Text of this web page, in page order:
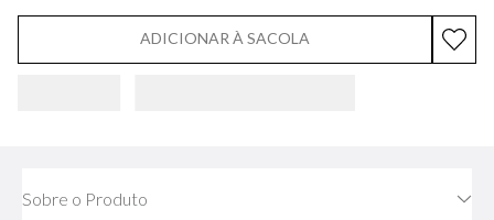
ADICIONAR À SACOLA
Sobre o Produto